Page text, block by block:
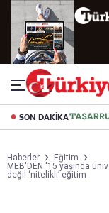
SON DAKİKA
Haberler
Eğitim
MEB'DEN '15 yaşında
değil ‘nitelikli’ eğitim